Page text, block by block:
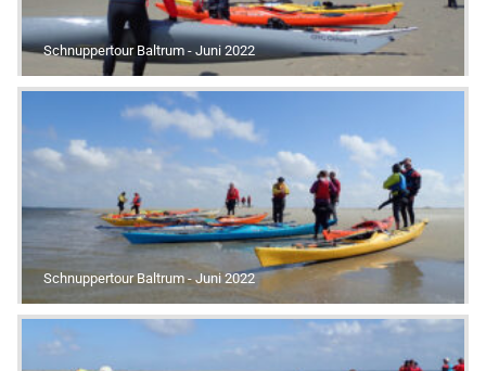
Schnuppertour Baltrum - Juni 2022
Schnuppertour Baltrum - Juni 2022